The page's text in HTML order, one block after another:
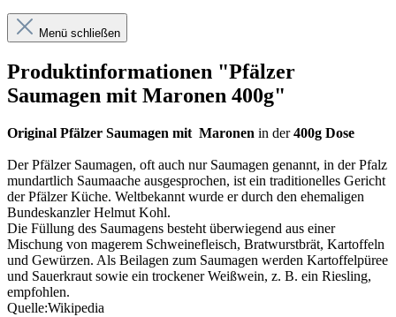
Menü schließen
Produktinformationen "Pfälzer
Saumagen mit Maronen 400g"
Original Pfälzer Saumagen mit Maronen in der400g Dose
DerPfälzer Saumagen, oft auch nur Saumagen genannt, in der Pfalz
mundartlich Saumaache ausgesprochen, ist ein traditionelles Gericht
der Pfälzer Küche. Weltbekannt wurde er durch den ehemaligen
Bundeskanzler Helmut Kohl.
Die Füllung des Saumagens besteht überwiegend aus einer
Mischung von magerem Schweinefleisch, Bratwurstbrät, Kartoffeln
und Gewürzen. Als Beilagen zum Saumagen werden Kartoffelpüree
und Sauerkraut sowie ein trockener Weißwein, z. B. ein Riesling,
empfohlen.
Quelle:Wikipedia